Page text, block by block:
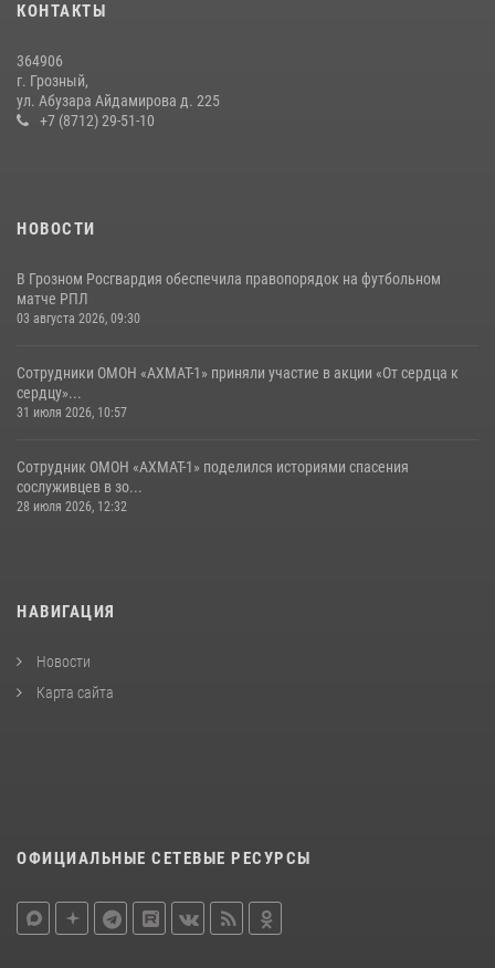
сослуживцев в зоне СВО
В Грозном Росгвардия обеспечила безопасность конно-спортивных
соревнований
КОНТАКТЫ
364906
г. Грозный,
ул. Абузара Айдамирова д. 225
+7 (8712) 29-51-10
НОВОСТИ
В Грозном Росгвардия обеспечила правопорядок на футбольном
матче РПЛ
03 августа 2026, 09:30
Сотрудники ОМОН «АХМАТ-1» приняли участие в акции «От сердца к
сердцу»...
31 июля 2026, 10:57
Сотрудник ОМОН «АХМАТ-1» поделился историями спасения
сослуживцев в зо...
28 июля 2026, 12:32
НАВИГАЦИЯ
Новости
Карта сайта
ОФИЦИАЛЬНЫЕ СЕТЕВЫЕ РЕСУРСЫ